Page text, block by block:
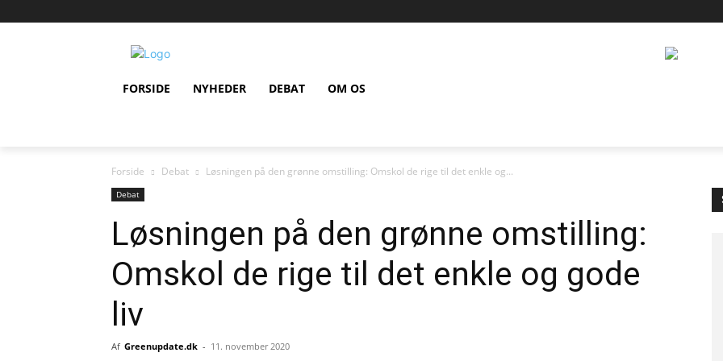
FORSIDE NYHEDER DEBAT OM OS
Forside Debat Løsningen på den grønne omstilling: Omskol de rige til det enkle og...
Debat
Løsningen på den grønne omstilling:
Omskol de rige til det enkle og gode
liv
Af Greenupdate.dk - 11. november 2020